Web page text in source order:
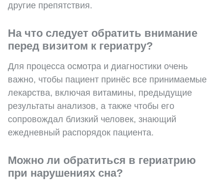
другие препятствия.
На что следует обратить внимание
перед визитом к гериатру?
Для процесса осмотра и диагностики очень
важно, чтобы пациент принёс все принимаемые
лекарства, включая витамины, предыдущие
результаты анализов, а также чтобы его
сопровождал близкий человек, знающий
ежедневный распорядок пациента.
Можно ли обратиться в гериатрию
при нарушениях сна?